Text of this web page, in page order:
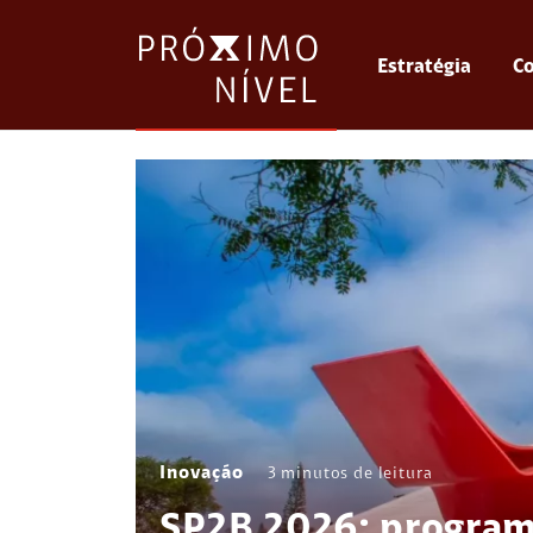
Estratégia
Inovação 3 minutos de leitura